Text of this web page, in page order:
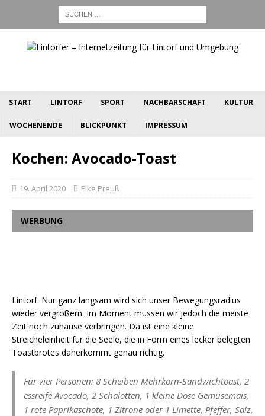
START LINTORF SPORT NACHBARSCHAFT KULTUR
WOCHENENDE BLICKPUNKT IMPRESSUM
Kochen: Avocado-Toast
19. April 2020 Elke Preuß
WERBUNG
Lintorf. Nur ganz langsam wird sich unser Bewegungsradius
wieder vergrößern. Im Moment müssen wir jedoch die meiste
Zeit noch zuhause verbringen. Da ist eine kleine
Streicheleinheit für die Seele, die in Form eines lecker belegten
Toastbrotes daherkommt genau richtig.
Für vier Personen: 8 Scheiben Mehrkorn-Sandwichtoast, 2
essreife Avocado, 2 Schalotten, 1 kleine Dose Gemüsemais,
1 rote Paprikaschote, 1 Zitrone oder 1 Limette, Pfeffer, Salz,